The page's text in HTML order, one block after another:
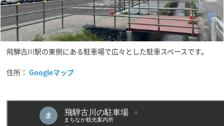
飛騨古川駅の東側にある駐車場で広々とした駐車スペースです。
住所：Googleマップ